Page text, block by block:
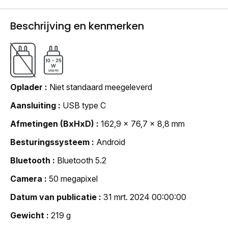
Beschrijving en kenmerken
Oplader
Niet standaard meegeleverd
Aansluiting
USB type C
Afmetingen (BxHxD)
162,9 x 76,7 x 8,8 mm
Besturingssysteem
Android
Bluetooth
Bluetooth 5.2
Camera
50 megapixel
Datum van publicatie
31 mrt. 2024 00:00:00
Gewicht
219 g